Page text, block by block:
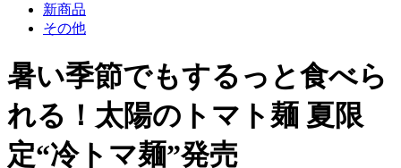
新商品
その他
暑い季節でもするっと食べら
れる！太陽のトマト麺 夏限
定“冷トマ麺”発売